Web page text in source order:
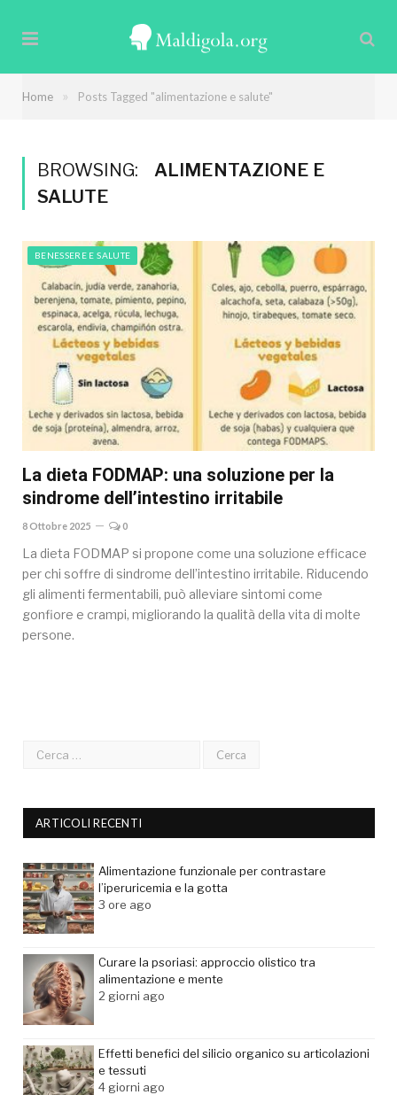
Home » Posts Tagged "alimentazione e salute"
BROWSING:
ALIMENTAZIONE E
SALUTE
BENESSERE E SALUTE
La dieta FODMAP: una soluzione per la
sindrome dell’intestino irritabile
8 Ottobre 2025 0
La dieta FODMAP si propone come una soluzione efficace
per chi soffre di sindrome dell’intestino irritabile. Riducendo
gli alimenti fermentabili, può alleviare sintomi come
gonfiore e crampi, migliorando la qualità della vita di molte
persone.
ARTICOLI RECENTI
Alimentazione funzionale per contrastare
l’iperuricemia e la gotta
3 ore ago
Curare la psoriasi: approccio olistico tra
alimentazione e mente
2 giorni ago
Effetti benefici del silicio organico su articolazioni
e tessuti
4 giorni ago